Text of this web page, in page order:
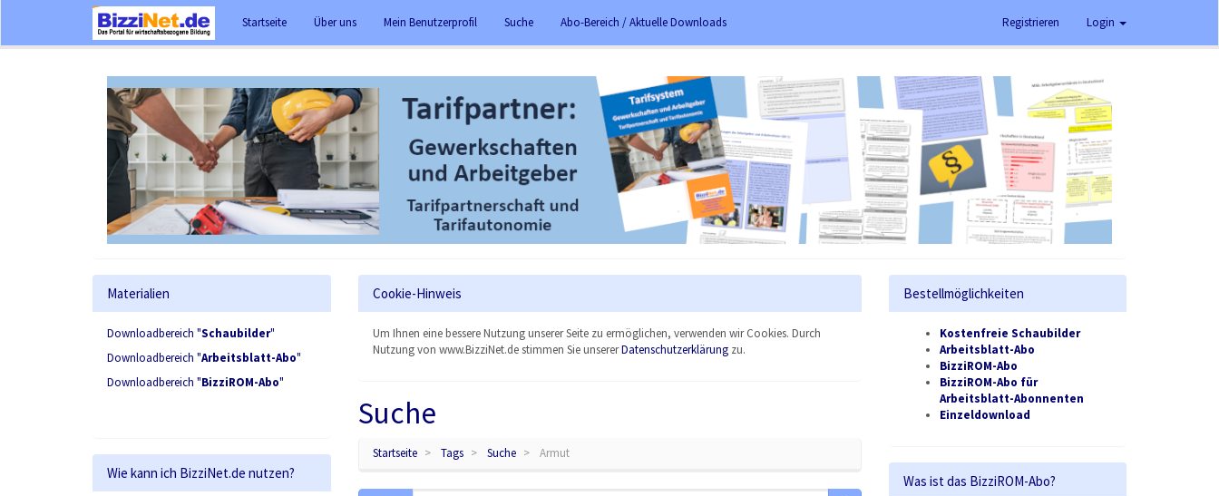
Startseite Über uns Mein Benutzerprofil Suche Abo-Bereich / Aktuelle Downloads Registrieren Login
Materialien
Downloadbereich "Schaubilder"
Downloadbereich "Arbeitsblatt-Abo"
Downloadbereich "BizziROM-Abo"
Wie kann ich BizziNet.de nutzen?
Cookie-Hinweis
Um Ihnen eine bessere Nutzung unserer Seite zu ermöglichen, verwenden wir Cookies. Durch
Nutzung von www.BizziNet.de stimmen Sie unsererDatenschutzerklärungzu.
Suche
Startseite Tags Suche Armut
Bestellmöglichkeiten
Kostenfreie Schaubilder
Arbeitsblatt-Abo
BizziROM-Abo
BizziROM-Abo für
Arbeitsblatt-Abonnenten
Einzeldownload
Was ist das BizziROM-Abo?